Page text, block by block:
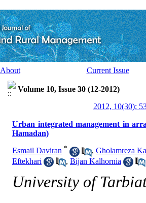
About Current Issue
Volume 10, Issue 30 (12-2012)
2012, 10(30):
Urban integrated management in
Hamadan)
Esmail Daviran * , Gholamreza
Eftekhari
, Bijan Kalhornia
University of